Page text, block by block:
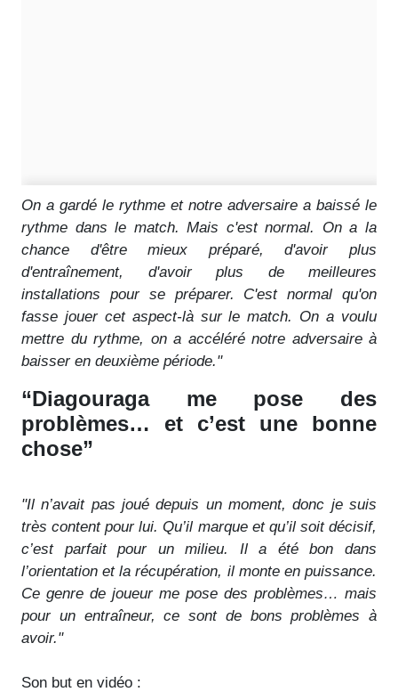
On a gardé le rythme et notre adversaire a baissé le
rythme dans le match. Mais c'est normal. On a la
chance d'être mieux préparé, d'avoir plus
d'entraînement, d'avoir plus de meilleures
installations pour se préparer. C'est normal qu'on
fasse jouer cet aspect-là sur le match. On a voulu
mettre du rythme, on a accéléré notre adversaire à
baisser en deuxième période."
“Diagouraga me pose des
problèmes… et c’est une bonne
chose”
"Il n’avait pas joué depuis un moment, donc je suis
très content pour lui. Qu’il marque et qu’il soit décisif,
c’est parfait pour un milieu. Il a été bon dans
l’orientation et la récupération, il monte en puissance.
Ce genre de joueur me pose des problèmes… mais
pour un entraîneur, ce sont de bons problèmes à
avoir."
Son but en vidéo :